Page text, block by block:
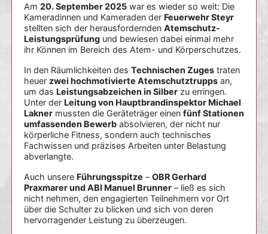
Am 20. September 2025 war es wieder so weit: Die
Kameradinnen und Kameraden der Feuerwehr Steyr
stellten sich der herausfordernden Atemschutz-
Leistungsprüfung und bewiesen dabei einmal mehr
ihr Können im Bereich des Atem- und Körperschutzes.
In den Räumlichkeiten des Technischen Zuges traten
heuer zwei hochmotivierte Atemschutztrupps an,
um das Leistungsabzeichen in Silber zu erringen.
Unter der Leitung von Hauptbrandinspektor Michael
Lakner mussten die Geräteträger einen fünf Stationen
umfassenden Bewerb absolvieren, der nicht nur
körperliche Fitness, sondern auch technisches
Fachwissen und präzises Arbeiten unter Belastung
abverlangte.
Auch unsere Führungsspitze –OBR Gerhard
Praxmarer und ABI Manuel Brunner – ließ es sich
nicht nehmen, den engagierten Teilnehmern vor Ort
über die Schulter zu blicken und sich von deren
hervorragender Leistung zu überzeugen.